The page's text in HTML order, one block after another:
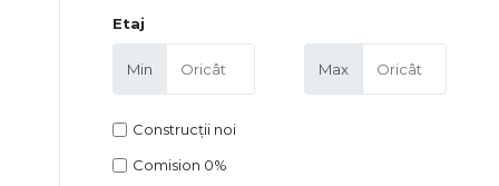
Etaj
Min Max
Construcții noi
Comision 0%